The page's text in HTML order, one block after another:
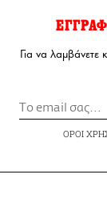
Για να
ΟΡΟΙ